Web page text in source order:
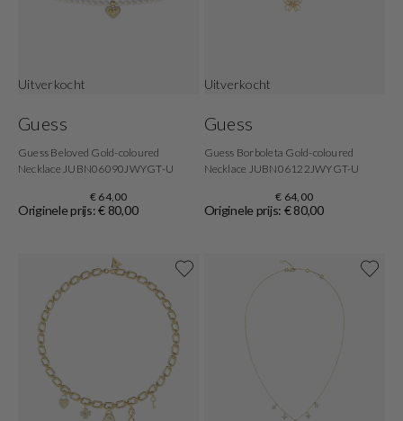
Uitverkocht
Guess
Guess Beloved Gold-coloured
Necklace JUBN06090JWYGT-U
€ 64,00
Originele prijs: € 80,00
Uitverkocht
Guess
Guess Borboleta Gold-coloured
Necklace JUBN06122JWYGT-U
€ 64,00
Originele prijs: € 80,00